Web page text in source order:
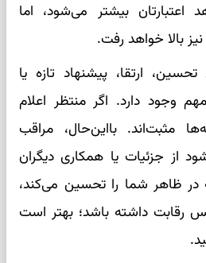
بیشتر می‌شود، اما
بالا خواهد رفت.
ارتقا، پیشنهاد تازه یا
وجود دارد. اگر منتظر اعلام
مثبت‌اند. بااین‌حال، مراقب
از جزئیات یا همکاری دیگران
ظاهر شما را تحسین می‌کند،
داشته باشد؛ بهتر است